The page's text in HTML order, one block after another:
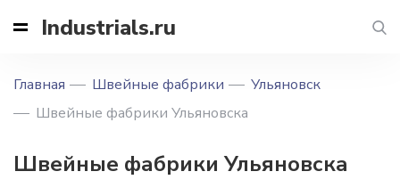
Industrials.ru
Главная Швейные фабрики
Ульяновск
Швейные фабрики Ульяновска
Швейные фабрики Ульяновска